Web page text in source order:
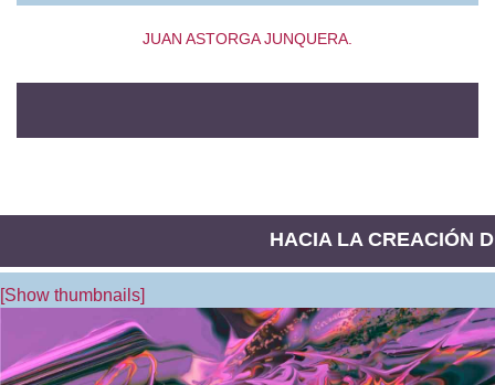
JUAN ASTORGA JUNQUERA.
HACIA LA CREACIÓN
[Show thumbnails]